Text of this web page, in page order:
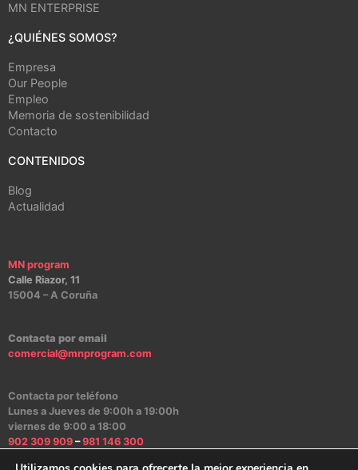
MN ENTERPRISE
¿QUIÉNES SOMOS?
Empresa
Our People
Empleo
Memoria de sostenibilidad
Contacto
CONTENIDOS
Blog
Actualidad
MN program
Calle Riazor, 11
15004 – A Coruña
Contacta por email
comercial@mnprogram.com
Contacta por teléfono
Lunes a Jueves de 9:00h a 19:00h
viernes de 9:00 a 18:00
902 309 909 –981 146 300